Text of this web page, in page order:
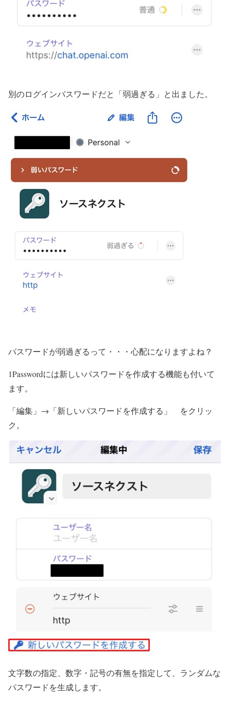
別のログインパスワードだと「弱過ぎる」と出ました。
パスワードが弱過ぎるって・・・心配になりますよね？
1Passwordには新しいパスワードを作成する機能も付いて
ます。
「編集」→「新しいパスワードを作成する」 をクリッ
ク。
文字数の指定、数字・記号の有無を指定して、ランダムな
パスワードを生成します。